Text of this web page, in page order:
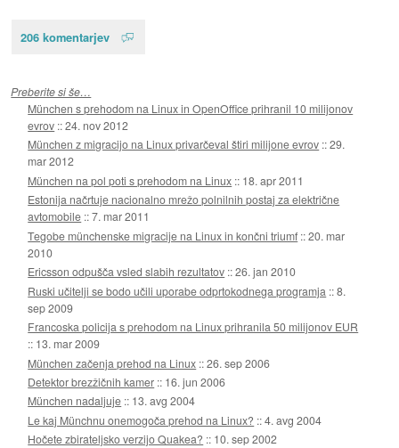
206 komentarjev
Preberite si še…
München s prehodom na Linux in OpenOffice prihranil 10 milijonov
evrov ::24. nov 2012
München z migracijo na Linux privarčeval štiri milijone evrov ::29.
mar 2012
München na pol poti s prehodom na Linux :: 18. apr 2011
Estonija načrtuje nacionalno mrežo polnilnih postaj za električne
avtomobile ::7. mar 2011
Tegobe münchenske migracije na Linux in končni triumf ::20. mar
2010
Ericsson odpušča vsled slabih rezultatov ::26. jan 2010
Ruski učitelji se bodo učili uporabe odprtokodnega programja ::8.
sep 2009
Francoska policija s prehodom na Linux prihranila 50 milijonov EUR
:: 13. mar 2009
München začenja prehod na Linux ::26. sep 2006
Detektor brezžičnih kamer :: 16. jun 2006
München nadaljuje :: 13. avg 2004
Le kaj Münchnu onemogoča prehod na Linux? ::4. avg 2004
Hočete zbirateljsko verzijo Quakea? :: 10. sep 2002